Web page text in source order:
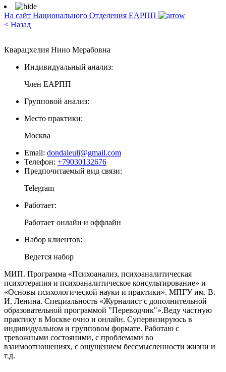
На сайт Национального Отделения ЕАРПП
< Назад
Кварацхелия Нино Мерабовна
Индивидуальный анализ:
Член ЕАРПП
Групповой анализ:
Место практики:
Москва
Email: dondaleuli@gmail.com
Телефон: +79030132676
Предпочитаемый вид связи:
Telegram
Работает:
Работает онлайн и оффлайн
Набор клиентов:
Ведется набор
МИП. Программа «Психоанализ, психоаналитическая
психотерапия и психоаналитическое консультирование» и
«Основы психологической науки и практики». МПГУ им. В.
И. Ленина. Специальность «Журналист с дополнительной
образовательной программой "Переводчик"».Веду частную
практику в Москве очно и онлайн. Супервизируюсь в
индивидуальном и групповом формате. Работаю с
тревожными состояними, с проблемами во
взаимоотношениях, с ощущением бессмысленности жизни и
т.д.